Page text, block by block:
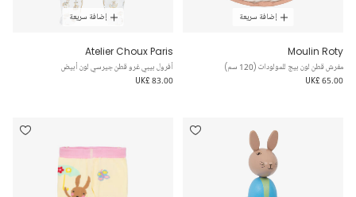
إضافة سريعة
Moulin Roty
مفرش قطن لون بيج للمولودات (120 سم)
UK£ 65.00
إضافة سريعة
Atelier Choux Paris
أفرول بيبي غرو قطن جيرسي لون أبيض
UK£ 83.00